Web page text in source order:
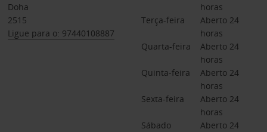
Doha
2515
Ligue para o: 97440108887
horas
Terça-feira
Aberto 24
horas
Quarta-feira
Aberto 24
horas
Quinta-feira
Aberto 24
horas
Sexta-feira
Aberto 24
horas
Sábado
Aberto 24